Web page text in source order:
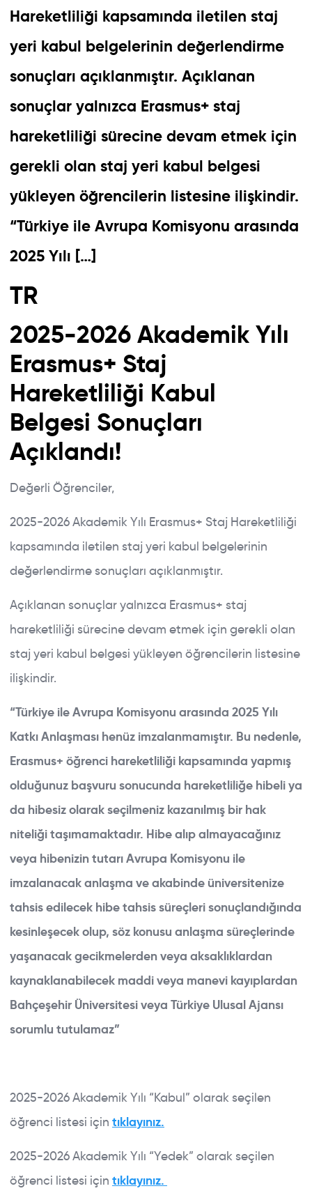
Hareketliliği kapsamında iletilen staj
yeri kabul belgelerinin değerlendirme
sonuçları açıklanmıştır. Açıklanan
sonuçlar yalnızca Erasmus+ staj
hareketliliği sürecine devam etmek için
gerekli olan staj yeri kabul belgesi
yükleyen öğrencilerin listesine ilişkindir.
“Türkiye ile Avrupa Komisyonu arasında
2025 Yılı […]
TR
2025-2026 Akademik Yılı
Erasmus+ Staj
Hareketliliği Kabul
Belgesi Sonuçları
Açıklandı!
Değerli Öğrenciler,
2025-2026 Akademik Yılı Erasmus+ Staj Hareketliliği
kapsamında iletilen staj yeri kabul belgelerinin
değerlendirme sonuçları açıklanmıştır.
Açıklanan sonuçlar yalnızca Erasmus+ staj
hareketliliği sürecine devam etmek için gerekli olan
staj yeri kabul belgesi yükleyen öğrencilerin listesine
ilişkindir.
“Türkiye ile Avrupa Komisyonu arasında 2025 Yılı
Katkı Anlaşması henüz imzalanmamıştır. Bu nedenle,
Erasmus+ öğrenci hareketliliği kapsamında yapmış
olduğunuz başvuru sonucunda hareketliliğe hibeli ya
da hibesiz olarak seçilmeniz kazanılmış bir hak
niteliği taşımamaktadır. Hibe alıp almayacağınız
veya hibenizin tutarı Avrupa Komisyonu ile
imzalanacak anlaşma ve akabinde üniversitenize
tahsis edilecek hibe tahsis süreçleri sonuçlandığında
kesinleşecek olup, söz konusu anlaşma süreçlerinde
yaşanacak gecikmelerden veya aksaklıklardan
kaynaklanabilecek maddi veya manevi kayıplardan
Bahçeşehir Üniversitesi veya Türkiye Ulusal Ajansı
sorumlu tutulamaz”
2025-2026 Akademik Yılı “Kabul” olarak seçilen
öğrenci listesi için tıklayınız.
2025-2026 Akademik Yılı “Yedek” olarak seçilen
öğrenci listesi için tıklayınız.